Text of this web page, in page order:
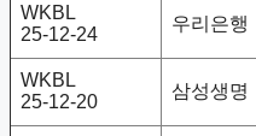
WKBL
25-12-24
우리은행
WKBL
25-12-20
삼성생명